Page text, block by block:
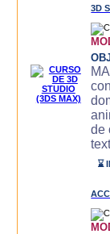
3D
de
⌛